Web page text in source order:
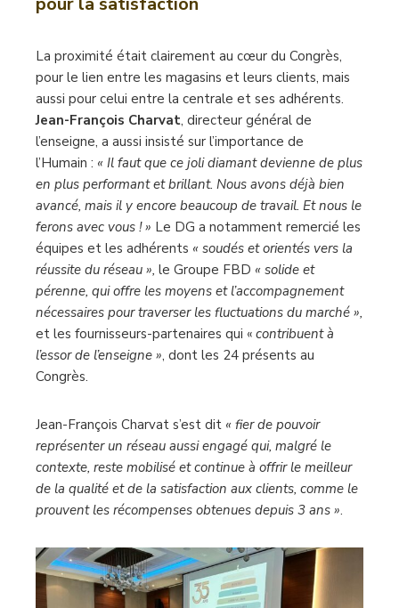
La proximité était clairement au cœur du Congrès,
pour le lien entre les magasins et leurs clients, mais
aussi pour celui entre la centrale et ses adhérents.
Jean-François Charvat, directeur général de
l’enseigne, a aussi insisté sur l’importance de
l’Humain : « Il faut que ce joli diamant devienne de plus
en plus performant et brillant. Nous avons déjà bien
avancé, mais il y encore beaucoup de travail. Et nous le
ferons avec vous ! » Le DG a notamment remercié les
équipes et les adhérents « soudés et orientés vers la
réussite du réseau », le Groupe FBD « solide et
pérenne, qui offre les moyens et l’accompagnement
nécessaires pour traverser les fluctuations du marché »,
et les fournisseurs-partenaires qui « contribuent à
l’essor de l’enseigne », dont les 24 présents au
Congrès.
Jean-François Charvat s’est dit « fier de pouvoir
représenter un réseau aussi engagé qui, malgré le
contexte, reste mobilisé et continue à offrir le meilleur
de la qualité et de la satisfaction aux clients, comme le
prouvent les récompenses obtenues depuis 3 ans ».